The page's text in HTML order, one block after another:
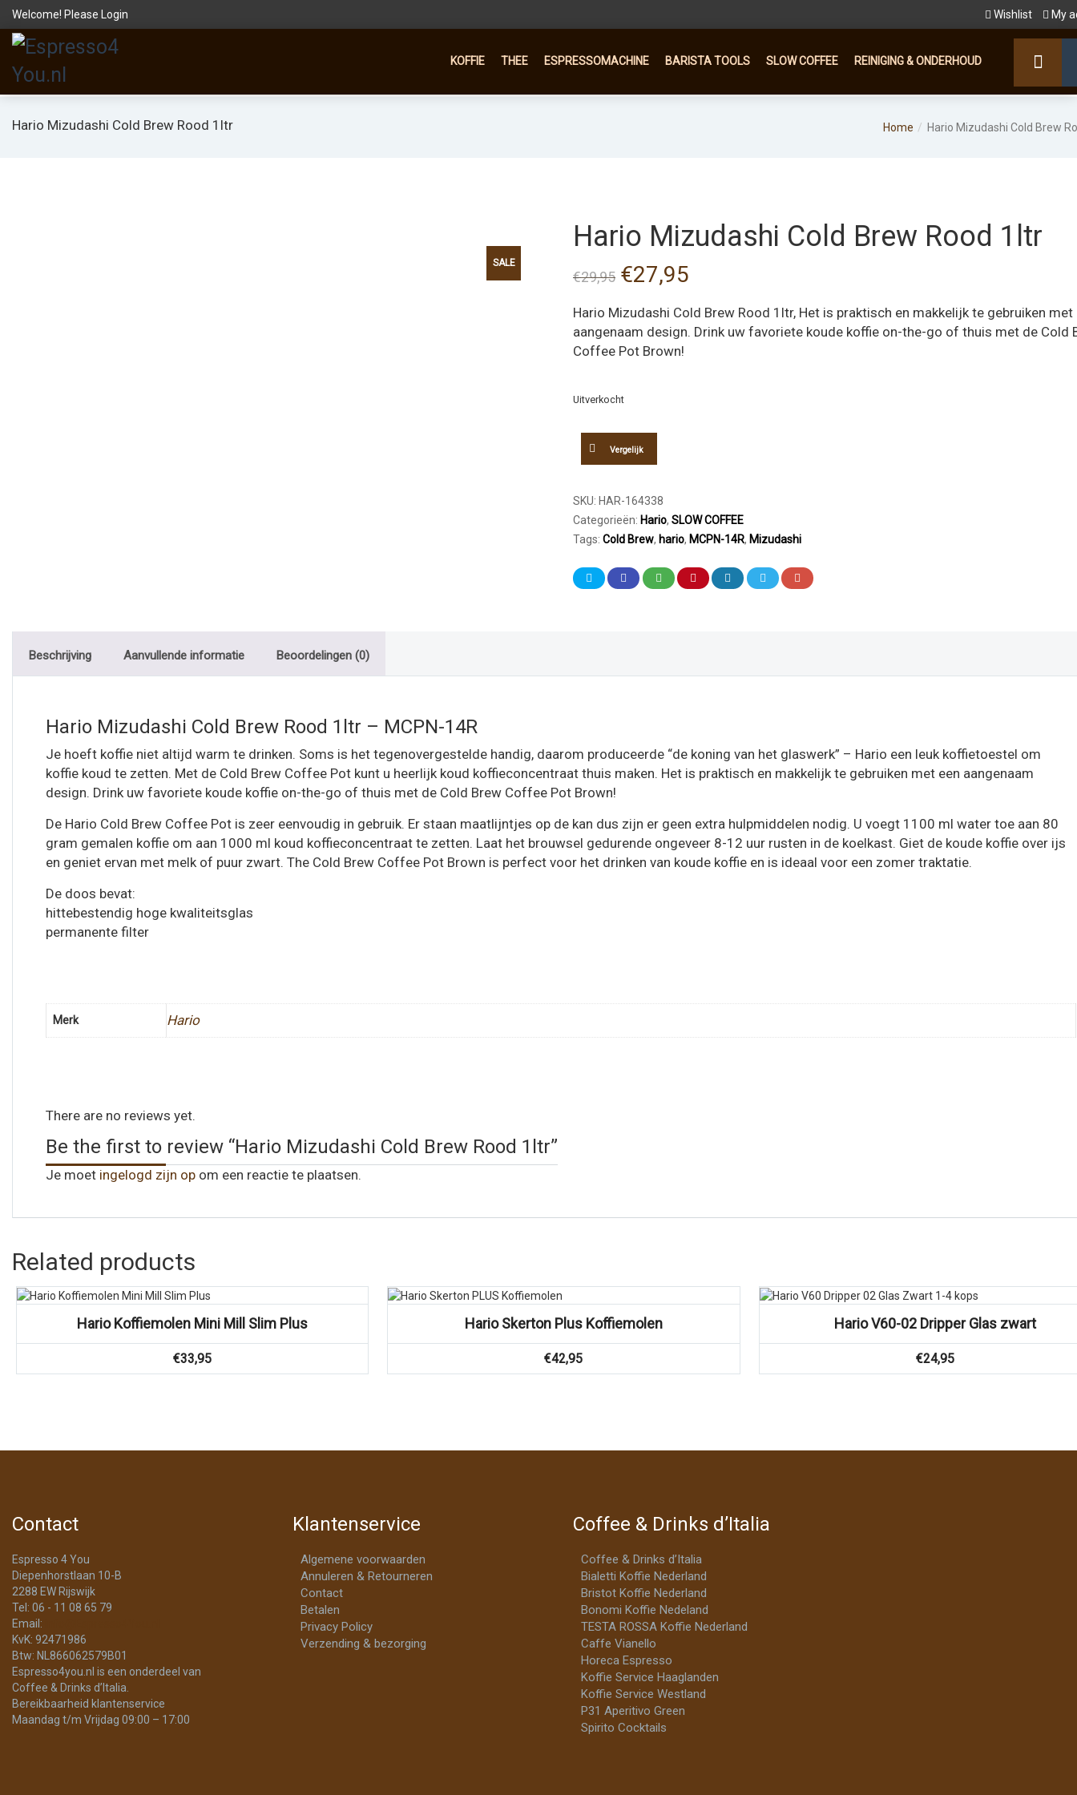
Welcome! Please Login Wishlist My
KOFFIE THEE ESPRESSOMACHINE BARISTA TOOLS SLOW COFFEE REINIGING & ONDERHOUD
Hario Mizudashi Cold Brew Rood 1ltr Home Hario Mizudashi Cold Brew
SALE
Hario Mizudashi Cold Brew Rood 1ltr
€29,95 Oorspronkelijke
was:
€29,95.
€27,95
is:
Hario Mizudashi Cold Brew Rood 1ltr, Het is praktisch en makkelijk te gebruiken met
aangenaam design. Drink uw favoriete koude koffie on-the-go of thuis met de Cold
Coffee Pot Brown!
Uitverkocht
Vergelijk
SKU: HAR-164338
Categorieën: Hario, SLOW COFFEE
Tags: Cold Brew, hario, MCPN-14R, Mizudashi
Beschrijving Aanvullende informatie Beoordelingen (0)
Hario Mizudashi Cold Brew Rood 1ltr – MCPN-14R
Je hoeft koffie niet altijd warm te drinken. Soms is het tegenovergestelde handig, daarom produceerde “de koning van het glaswerk” – Hario een leuk koffietoestel om
koffie koud te zetten. Met de Cold Brew Coffee Pot kunt u heerlijk koud koffieconcentraat thuis maken. Het is praktisch en makkelijk te gebruiken met een aangenaam
design. Drink uw favoriete koude koffie on-the-go of thuis met de Cold Brew Coffee Pot Brown!
De Hario Cold Brew Coffee Pot is zeer eenvoudig in gebruik. Er staan maatlijntjes op de kan dus zijn er geen extra hulpmiddelen nodig. U voegt 1100 ml water toe aan 80
gram gemalen koffie om aan 1000 ml koud koffieconcentraat te zetten. Laat het brouwsel gedurende ongeveer 8-12 uur rusten in de koelkast. Giet de koude koffie over ijs
en geniet ervan met melk of puur zwart. The Cold Brew Coffee Pot Brown is perfect voor het drinken van koude koffie en is ideaal voor een zomer traktatie.
De doos bevat:
hittebestendig hoge kwaliteitsglas
permanente filter
Merk Hario
There are no reviews yet.
Be the first to review “Hario Mizudashi Cold Brew Rood 1ltr”
Je moet ingelogd zijn op om een reactie te plaatsen.
Related products
Hario Koffiemolen Mini Mill Slim Plus
€33,95
Vergelijk
Hario Skerton Plus Koffiemolen
€42,95
Vergelijk
Hario V60-02 Dripper Glas zwart
€24,95
Contact
Espresso 4 You
Diepenhorstlaan 10-B
2288 EW Rijswijk
Tel: 06 - 11 08 65 79
Email:
KvK: 92471986
Btw: NL866062579B01
Espresso4you.nl is een onderdeel van
Coffee & Drinks d’Italia.
Bereikbaarheid klantenservice
Maandag t/m Vrijdag 09:00 – 17:00
Klantenservice
Algemene voorwaarden
Annuleren & Retourneren
Contact
Betalen
Privacy Policy
Verzending & bezorging
Coffee & Drinks d’Italia
Coffee & Drinks d’Italia
Bialetti Koffie Nederland
Bristot Koffie Nederland
Bonomi Koffie Nedeland
TESTA ROSSA Koffie Nederland
Caffe Vianello
Horeca Espresso
Koffie Service Haaglanden
Koffie Service Westland
P31 Aperitivo Green
Spirito Cocktails